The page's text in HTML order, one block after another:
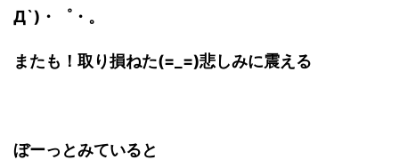
Д`)・゜・。
またも！取り損ねた(=_=)悲しみに震える
ぼーっとみていると